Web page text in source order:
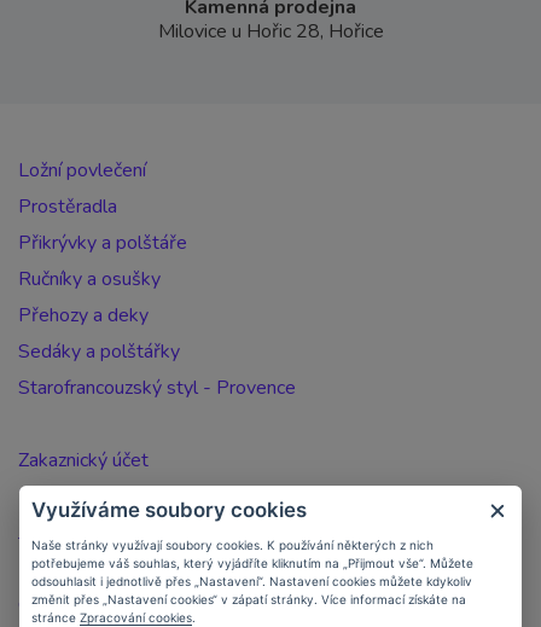
Kamenná prodejna
Milovice u Hořic 28, Hořice
Ložní povlečení
Prostěradla
Přikrývky a polštáře
Ručníky a osušky
Přehozy a deky
Sedáky a polštářky
Starofrancouzský styl - Provence
Zakaznický účet
Registrace zákazníka
Jak nakupovat
Doprava a platba
Objednávka po telefonu
Využíváme soubory cookies
Naše stránky využívají soubory cookies. K používání některých z nich
potřebujeme váš souhlas, který vyjádříte kliknutím na „Přijmout vše“. Můžete
odsouhlasit i jednotlivě přes „Nastavení“. Nastavení cookies můžete kdykoliv
změnit přes „Nastavení cookies“ v zápatí stránky. Více informací získáte na
stránce Zpracování cookies